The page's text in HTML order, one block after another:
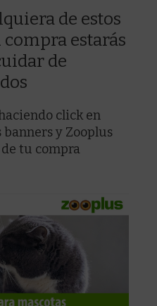
de estos
estarás
de
click en
y Zooplus
tu compra